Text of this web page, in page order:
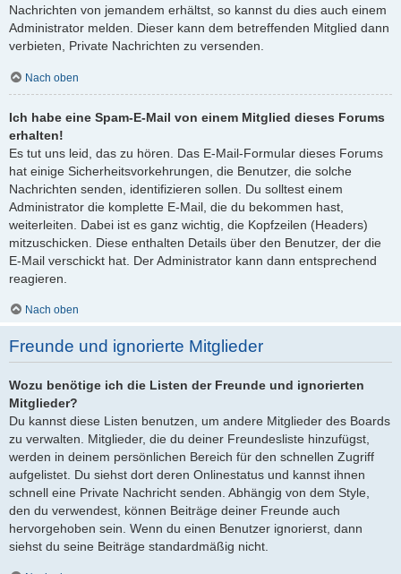
Nachrichten von jemandem erhältst, so kannst du dies auch einem
Administrator melden. Dieser kann dem betreffenden Mitglied dann
verbieten, Private Nachrichten zu versenden.
Nach oben
Ich habe eine Spam-E-Mail von einem Mitglied dieses Forums
erhalten!
Es tut uns leid, das zu hören. Das E-Mail-Formular dieses Forums
hat einige Sicherheitsvorkehrungen, die Benutzer, die solche
Nachrichten senden, identifizieren sollen. Du solltest einem
Administrator die komplette E-Mail, die du bekommen hast,
weiterleiten. Dabei ist es ganz wichtig, die Kopfzeilen (Headers)
mitzuschicken. Diese enthalten Details über den Benutzer, der die
E-Mail verschickt hat. Der Administrator kann dann entsprechend
reagieren.
Nach oben
Freunde und ignorierte Mitglieder
Wozu benötige ich die Listen der Freunde und ignorierten
Mitglieder?
Du kannst diese Listen benutzen, um andere Mitglieder des Boards
zu verwalten. Mitglieder, die du deiner Freundesliste hinzufügst,
werden in deinem persönlichen Bereich für den schnellen Zugriff
aufgelistet. Du siehst dort deren Onlinestatus und kannst ihnen
schnell eine Private Nachricht senden. Abhängig von dem Style,
den du verwendest, können Beiträge deiner Freunde auch
hervorgehoben sein. Wenn du einen Benutzer ignorierst, dann
siehst du seine Beiträge standardmäßig nicht.